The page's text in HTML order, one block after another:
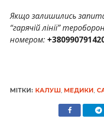
Якщо залишились
“гарячій лінії”
номером:
МІТКИ: КАЛУШ МЕДИКИ